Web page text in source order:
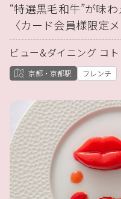
“特選黒毛和牛”が味
〈カード会員様限定メ
ビュー&ダイニング コ
京都・京都駅 フレンチ